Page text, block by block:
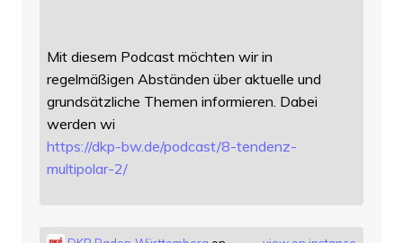
Mit diesem Podcast möchten wir in
regelmäßigen Abständen über aktuelle und
grundsätzliche Themen informieren. Dabei
werden wi
https://dkp-bw.de/podcast/8-tendenz-
multipolar-2/